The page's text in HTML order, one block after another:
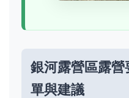
銀河露營區露
單與建議